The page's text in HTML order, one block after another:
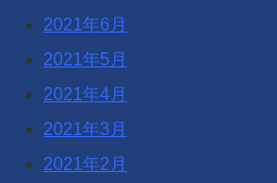
2021年6月
2021年5月
2021年4月
2021年3月
2021年2月